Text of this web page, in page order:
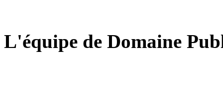
L'équipe de Domaine